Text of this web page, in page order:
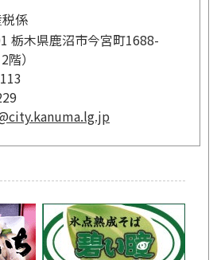
係
栃木県鹿沼市今宮町1688-
）